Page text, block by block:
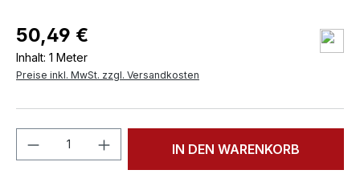
50,49 €
Inhalt: 1 Meter
Preise inkl. MwSt. zzgl. Versandkosten
Produkt Anzahl: Gib denIN DEN WARENKORB